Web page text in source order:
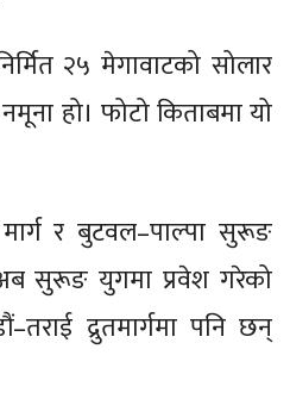
२५ मेगावाटको सोलार
हो। फोटो किताबमा यो
र बुटवल–पाल्पा सुरूङ
सुरूङ युगमा प्रवेश गरेको
द्रुतमार्गमा पनि छन्